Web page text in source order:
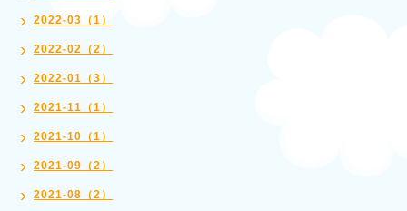
2022-03（1）
2022-02（2）
2022-01（3）
2021-11（1）
2021-10（1）
2021-09（2）
2021-08（2）